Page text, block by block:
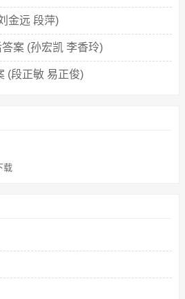
金远 段萍)
案 (孙宏凯 李香玲)
(段正敏 易正俊)
载